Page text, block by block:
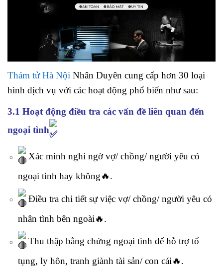
Thám tử Hà Nội Nhân Duyên cung cấp hơn 30 loại
hình dịch vụ với các hoạt động phổ biến như sau:
3.1 Hoạt động điều tra các vấn đề liên quan đến
ngoại tình
Xác minh nghi ngờ vợ/ chồng/ người yêu có
ngoại tình hay không🔥.
Điều tra chi tiết sự việc vợ/ chồng/ người yêu có
nhân tình bên ngoài🔥.
Thu thập bằng chứng ngoại tình để hỗ trợ tố
tụng, ly hôn, tranh giành tài sản/ con cái🔥.